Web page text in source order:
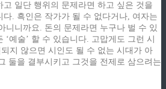
일단 행위의 문제라면 하고 싶은 것을
다. 흑인은 작가가 될 수 없다거나, 여자는
니니까요. 돈의 문제라면 누구나 벌 수 있
예술’ 할 수 있습니다. 고맙게도 그런 시
지 않으면 시인도 될 수 없는 시대가 아
둘을 결부시키고 그것을 전제로 삼으려는